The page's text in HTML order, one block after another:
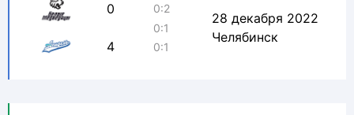
0
4
0:2
0:1
0:1
28 декабря 2022
Челябинск